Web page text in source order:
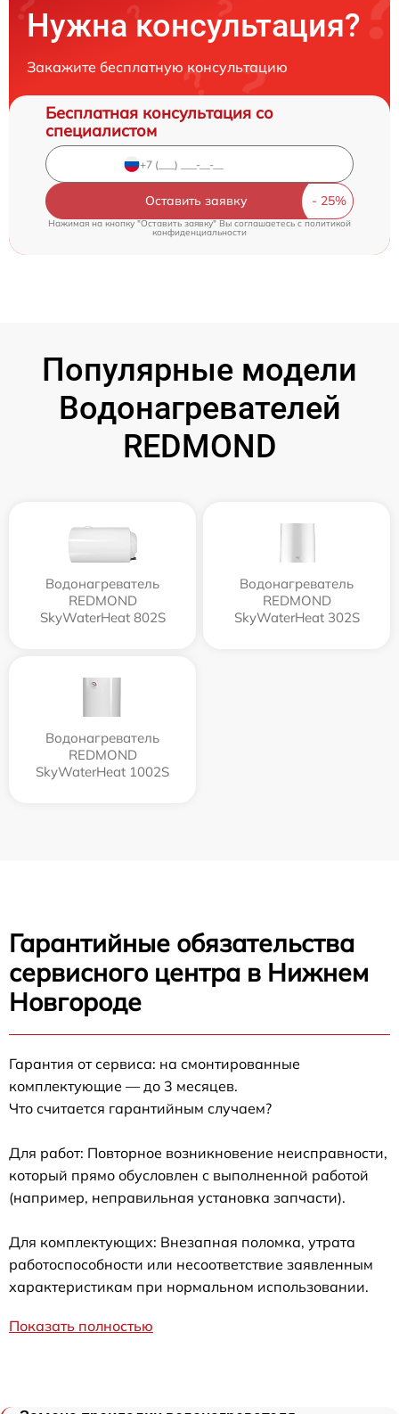
Нужна консультация?
Закажите бесплатную консультацию
Бесплатная консультация со
специалистом
Оставить заявку
Нажимая на кнопку "Оставить заявку" Вы соглашаетесь c политикой
конфиденциальности
Популярные модели
Водонагревателей
REDMOND
Водонагреватель
REDMOND
SkyWaterHeat 802S
Водонагреватель
REDMOND
SkyWaterHeat 302S
Водонагреватель
REDMOND
SkyWaterHeat 1002S
Гарантийные обязательства
сервисного центра в Нижнем
Новгороде
Гарантия от сервиса: на смонтированные
комплектующие — до 3 месяцев.
Что считается гарантийным случаем?
Для работ: Повторное возникновение неисправности,
который прямо обусловлен с выполненной работой
(например, неправильная установка запчасти).
Для комплектующих: Внезапная поломка, утрата
работоспособности или несоответствие заявленным
характеристикам при нормальном использовании.
Показать полностью